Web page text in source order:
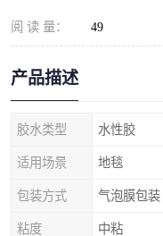
阅 读 量： 49
产品描述
胶水类型 水性胶
适用场景 地毯
包装方式 气泡膜包装
粘度 中粘